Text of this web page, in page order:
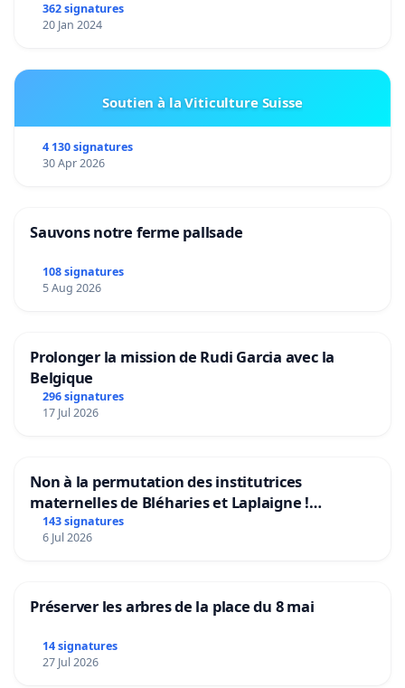
362 signatures
20 Jan 2024
Soutien à la Viticulture Suisse
4 130 signatures
30 Apr 2026
Sauvons notre ferme pallsade
108 signatures
5 Aug 2026
Prolonger la mission de Rudi Garcia avec la
Belgique
296 signatures
17 Jul 2026
Non à la permutation des institutrices
maternelles de Bléharies et Laplaigne !
Préservons la stabilité de nos enfants.
143 signatures
6 Jul 2026
Préserver les arbres de la place du 8 mai
14 signatures
27 Jul 2026